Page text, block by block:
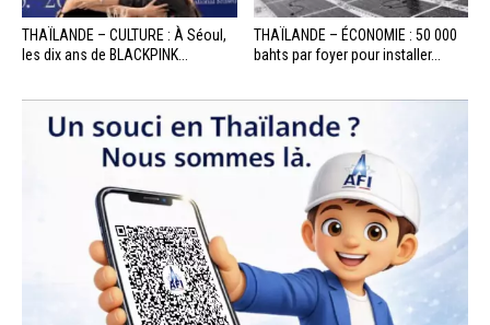
THAÏLANDE – CULTURE : À Séoul,
les dix ans de BLACKPINK...
THAÏLANDE – ÉCONOMIE : 50 000
bahts par foyer pour installer...